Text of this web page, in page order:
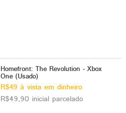
Homefront: The Revolution - Xbox
One (Usado)
R$49 à vista em dinheiro
R$49,90 inicial parcelado